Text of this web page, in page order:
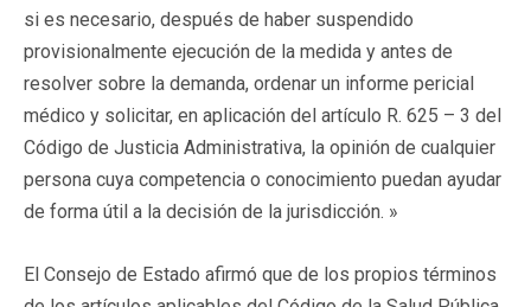
si es necesario, después de haber suspendido
provisionalmente ejecución de la medida y antes de
resolver sobre la demanda, ordenar un informe pericial
médico y solicitar, en aplicación del artículo R. 625 – 3 del
Código de Justicia Administrativa, la opinión de cualquier
persona cuya competencia o conocimiento puedan ayudar
de forma útil a la decisión de la jurisdicción. »
El Consejo de Estado afirmó que de los propios términos